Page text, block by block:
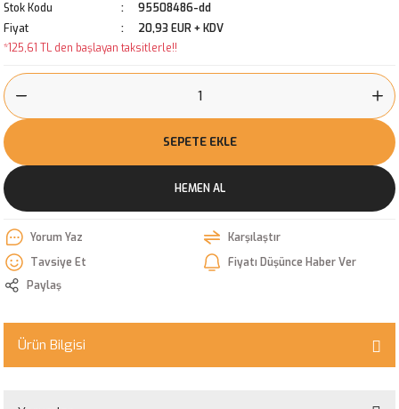
Stok Kodu
95508486-dd
Fiyat
20,93 EUR + KDV
*125,61 TL den başlayan taksitlerle!!
SEPETE EKLE
HEMEN AL
Yorum Yaz
Karşılaştır
Tavsiye Et
Fiyatı Düşünce Haber Ver
Paylaş
Ürün Bilgisi